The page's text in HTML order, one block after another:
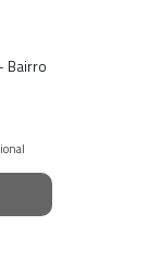
Bairro